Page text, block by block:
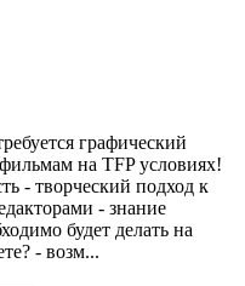
графический
на TFP условиях!
- творческий подход к
- знание
будет делать на
- возм...